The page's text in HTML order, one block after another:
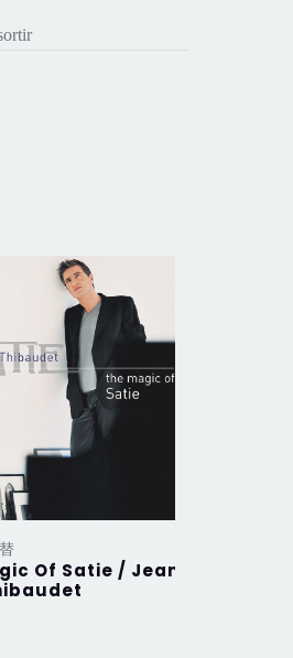
Of Satie / Jean-